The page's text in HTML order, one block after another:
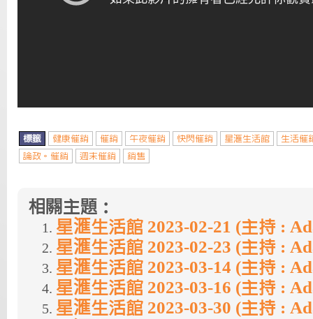
標籤 健康催銷 催銷 午夜催銷 快閃催銷 星滙生活館
生活催
論政。催銷
週末催銷 銷售
相關主題：
星滙生活館 2023-02-21 (主持 :
星滙生活館 2023-02-23 (主持 :
星滙生活館 2023-03-14 (主持 :
星滙生活館 2023-03-16 (主持 :
星滙生活館 2023-03-30 (主持 :